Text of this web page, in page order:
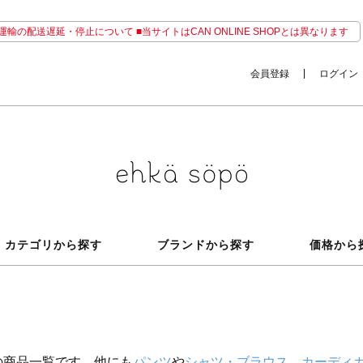
輸の配送遅延・停止について ■当サイトはCAN ONLINE SHOPとは異なります
会員登録 ログイン
カテゴリから探す ブランドから探す 価格から